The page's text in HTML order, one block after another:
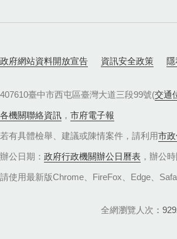
政府網站資料開放宣告 資訊安全政策
407610臺中市西屯區臺灣大道三段99號(交通
各機關聯絡資訊 ， 市府電子報
若有具體檢舉、建議或陳情案件，請利用市
辦公日期： 政府行政機關辦公日曆表 ，辦公
請使用最新版Chrome、FireFox、Edge、
全網瀏覽人次